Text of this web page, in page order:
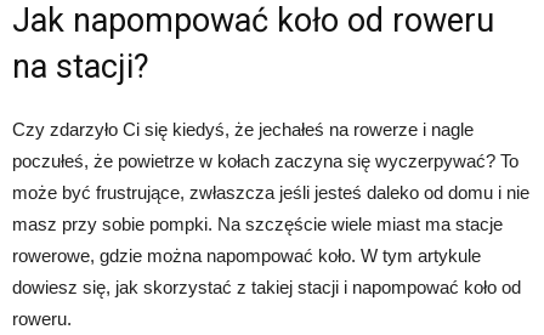
Jak napompować koło od roweru
na stacji?
Czy zdarzyło Ci się kiedyś, że jechałeś na rowerze i nagle
poczułeś, że powietrze w kołach zaczyna się wyczerpywać? To
może być frustrujące, zwłaszcza jeśli jesteś daleko od domu i nie
masz przy sobie pompki. Na szczęście wiele miast ma stacje
rowerowe, gdzie można napompować koło. W tym artykule
dowiesz się, jak skorzystać z takiej stacji i napompować koło od
roweru.